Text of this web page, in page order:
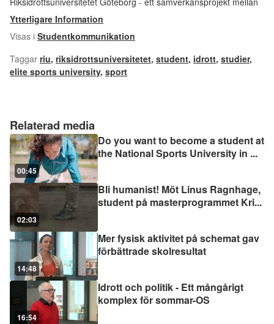
Relaterad media
00:45
Do you want to become a student at
the National Sports University in ...
02:03
Bli humanist! Möt Linus Ragnhage,
student på masterprogrammet Kri...
14:48
Mer fysisk aktivitet på schemat gav
förbättrade skolresultat
16:54
Idrott och politik - Ett mångårigt
komplex för sommar-OS
Ytterligare Information
Visas i Studentkommunikation
Taggar riu, riksidrottsuniversitetet, student, idrott, studier,
elite sports university, sport